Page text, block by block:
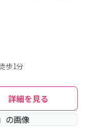
歩1分
詳細を見る